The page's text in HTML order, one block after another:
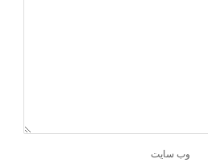
وب‌ سایت